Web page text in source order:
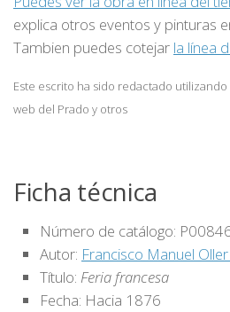
explica otros eventos y pinturas
Tambien puedes cotejar la línea
Este escrito ha sido redactado
web del Prado y otros
Ficha técnica
Número de catálogo:
Autor: Francisco Manuel
Título: Feria francesa
Fecha: Hacia 1876